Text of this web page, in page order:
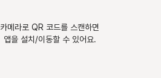
카메라로 QR 코드를 스캔하면
앱을 설치/이동할 수 있어요.